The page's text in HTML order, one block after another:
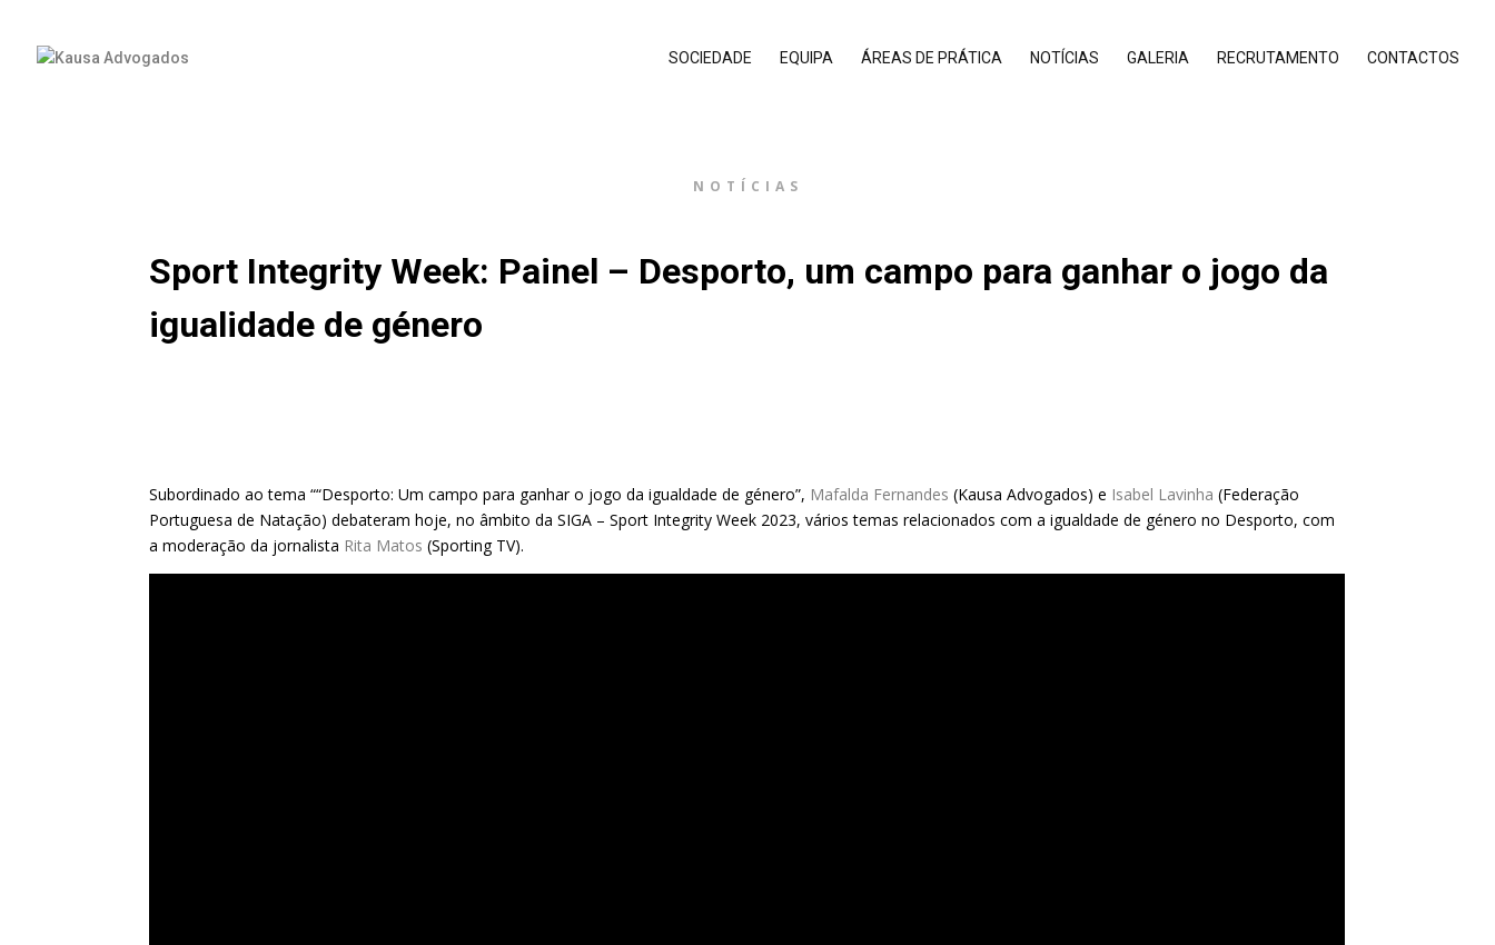
SOCIEDADE EQUIPA ÁREAS DE PRÁTICA NOTÍCIAS GALERIA RECRUTAMENTO CONTACTOS
NOTÍCIAS
Sport Integrity Week: Painel – Desporto, um campo para ganhar o jogo da
igualidade de género
Subordinado ao tema ““Desporto: Um campo para ganhar o jogo da igualdade de género”, Mafalda Fernandes (Kausa Advogados) e Isabel Lavinha (Federação
Portuguesa de Natação) debateram hoje, no âmbito da SIGA – Sport Integrity Week 2023, vários temas relacionados com a igualdade de género no Desporto, com
a moderação da jornalista Rita Matos (Sporting TV).